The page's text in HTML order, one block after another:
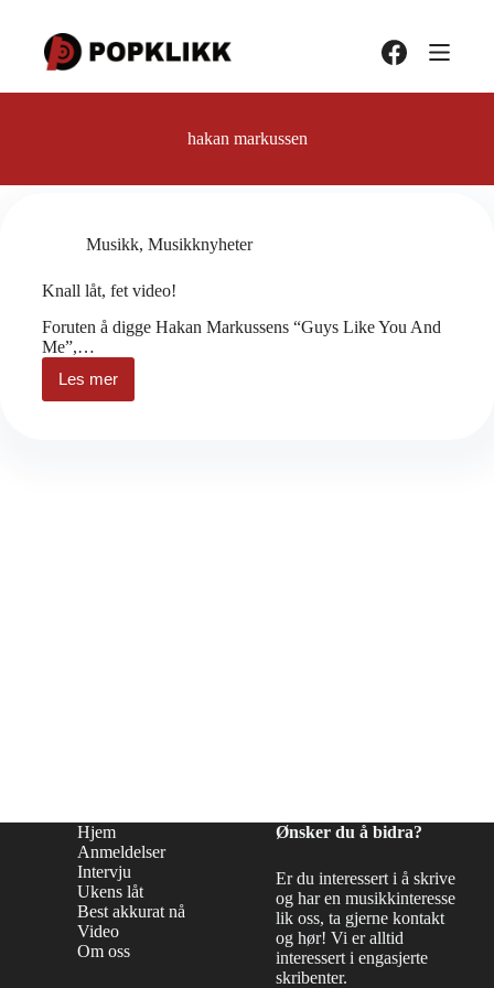
innholdet
hakan markussen
Musikk, Musikknyheter
Knall låt, fet video!
Foruten å digge Hakan Markussens “Guys Like You And
Me”,…
Les mer
Knall
låt,
Hjem
Anmeldelser
Intervju
Ukens låt
Best akkurat nå
Video
Om oss
Ønsker du å bidra?
Er du interessert i å skrive
og har en musikkinteresse
lik oss, ta gjerne kontakt
og hør! Vi er alltid
interessert i engasjerte
skribenter.